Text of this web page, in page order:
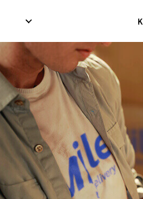
Toplama Depolama
Fullfillment